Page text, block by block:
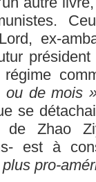
ex-
régime
ou de mois
se
Zhao
est à
pro-